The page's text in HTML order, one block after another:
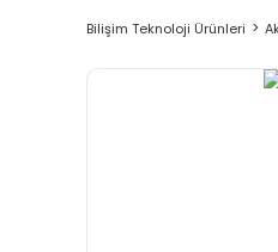
Bilişim Teknoloji Ürünleri